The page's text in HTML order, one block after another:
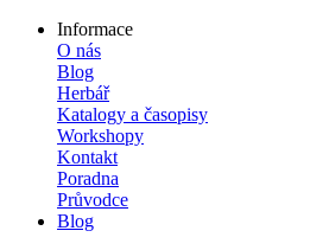
Informace
O nás
Blog
Herbář
Katalogy a časopisy
Workshopy
Kontakt
Poradna
Průvodce
Blog